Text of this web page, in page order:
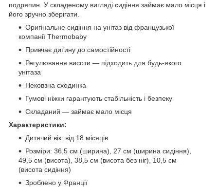
подряпин. У складеному вигляді сидіння займає мало місця і
його зручно зберігати.
Оригінальне сидіння на унітаз від французької
компанії Thermobaby
Привчає дитину до самостійності
Регулювання висоти — підходить для будь-якого
унітаза
Нековзна сходинка
Гумові ніжки гарантують стабільність і безпеку
Складаний — займає мало місця
Характеристики:
Дитячий вік: від 18 місяців
Розміри: 36,5 см (ширина), 27 см (ширина сидіння),
49,5 см (висота), 38,5 см (висота без ніг), 10,5 см
(висота сидіння)
Зроблено у Франції